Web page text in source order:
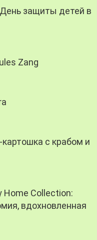
защиты детей в
Zang
с крабом и
Home Collection:
вдохновленная